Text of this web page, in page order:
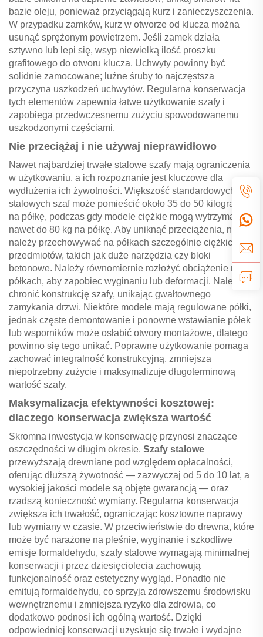
bazie oleju, ponieważ przyciągają kurz i zanieczyszczenia.
W przypadku zamków, kurz w otworze od klucza można
usunąć sprężonym powietrzem. Jeśli zamek działa
sztywno lub lepi się, wsyp niewielką ilość proszku
grafitowego do otworu klucza. Uchwyty powinny być
solidnie zamocowane; luźne śruby to najczęstsza
przyczyna uszkodzeń uchwytów. Regularna konserwacja
tych elementów zapewnia łatwe użytkowanie szafy i
zapobiega przedwczesnemu zużyciu spowodowanemu
uszkodzonymi częściami.
Nie przeciążaj i nie używaj nieprawidłowo
Nawet najbardziej trwałe stalowe szafy mają ograniczenia
w użytkowaniu, a ich rozpoznanie jest kluczowe dla
wydłużenia ich żywotności. Większość standardowych
stalowych szaf może pomieścić około 35 do 50 kilogramów
na półkę, podczas gdy modele ciężkie mogą wytrzymać
nawet do 80 kg na półkę. Aby uniknąć przeciążenia, nie
należy przechowywać na półkach szczególnie ciężkich
przedmiotów, takich jak duże narzędzia czy bloki
betonowe. Należy równomiernie rozłożyć obciążenie na
półkach, aby zapobiec wyginaniu lub deformacji. Należy
chronić konstrukcję szafy, unikając gwałtownego
zamykania drzwi. Niektóre modele mają regulowane półki,
jednak częste demontowanie i ponowne wstawianie półek
lub wsporników może osłabić otwory montażowe, dlatego
powinno się tego unikać. Poprawne użytkowanie pomaga
zachować integralność konstrukcyjną, zmniejsza
niepotrzebny zużycie i maksymalizuje długoterminową
wartość szafy.
Maksymalizacja efektywności kosztowej:
dlaczego konserwacja zwiększa wartość
Skromna inwestycja w konserwację przynosi znaczące
oszczędności w długim okresie. Szafy stalowe
przewyższają drewniane pod względem opłacalności,
oferując dłuższą żywotność — zazwyczaj od 5 do 10 lat, a
wysokiej jakości modele są objęte gwarancją — oraz
rzadszą konieczność wymiany. Regularna konserwacja
zwiększa ich trwałość, ograniczając kosztowne naprawy
lub wymiany w czasie. W przeciwieństwie do drewna, które
może być narażone na pleśnie, wyginanie i szkodliwe
emisje formaldehydu, szafy stalowe wymagają minimalnej
konserwacji i przez dziesięciolecia zachowują
funkcjonalność oraz estetyczny wygląd. Ponadto nie
emitują formaldehydu, co sprzyja zdrowszemu środowisku
wewnętrznemu i zmniejsza ryzyko dla zdrowia, co
dodatkowo podnosi ich ogólną wartość. Dzięki
odpowiedniej konserwacji uzyskuje się trwałe i wydajne